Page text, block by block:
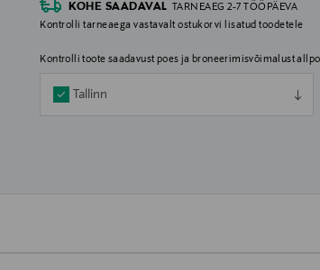
KOHE SAADAVAL
TARNEAEG 2-7 TÖÖPÄEVA
Kontrolli tarneaega vastavalt ostukorvi lisatud toodetele
Kontrolli toote saadavust poes ja broneerimisvõimalust
Tallinn